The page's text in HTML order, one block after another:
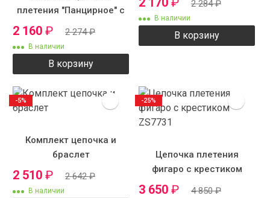
плетения "Панцирное" с
рисунком
2 160 ₽ 2 274₽
В наличии
В корзину
2 284₽
В наличии
В корзину
Комплект цепочка и
браслет
2 510 ₽ 2 642₽
В наличии
-5%
Цепочка плетения
фигаро с крестиком
3 650 ₽ 4 850₽
-25%